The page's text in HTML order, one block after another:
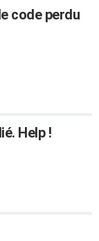
code perdu
Help !